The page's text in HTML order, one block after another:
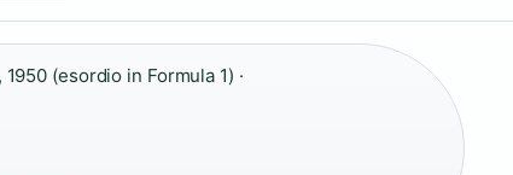
(esordio in Formula 1) ·